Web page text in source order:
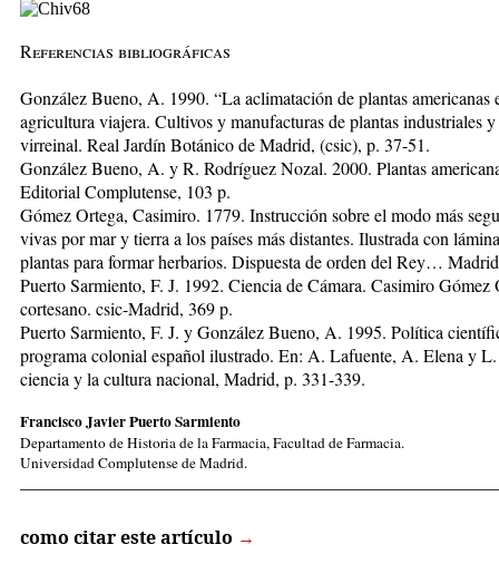
Referencias bibliográficas
González Bueno, A. 1990. “La aclimatación de plantas americanas
agricultura viajera. Cultivos y manufacturas de plantas industriales
virreinal. Real Jardín Botánico de Madrid, (csic), p. 37-51.
González Bueno, A. y R. Rodríguez Nozal. 2000. Plantas
Editorial Complutense, 103 p.
Gómez Ortega, Casimiro. 1779. Instrucción sobre el modo más
vivas por mar y tierra a los países más distantes. Ilustrada con
plantas para formar herbarios. Dispuesta de orden del Rey…
Puerto Sarmiento, F. J. 1992. Ciencia de Cámara. Casimiro
cortesano. csic-Madrid, 369 p.
Puerto Sarmiento, F. J. y González Bueno, A. 1995. Política
programa colonial español ilustrado. En: A. Lafuente, A. Elena y
ciencia y la cultura nacional, Madrid, p. 331-339.
Francisco Javier Puerto Sarmiento
Departamento de Historia de la Farmacia, Facultad de Farmacia.
Universidad Complutense de Madrid.
como citar este artículo →